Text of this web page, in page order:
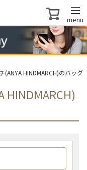
menu
(ANYA HINDMARCH)のバッグ
HINDMARCH)